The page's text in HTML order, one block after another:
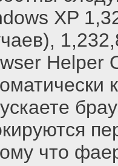
XP
Helper
что